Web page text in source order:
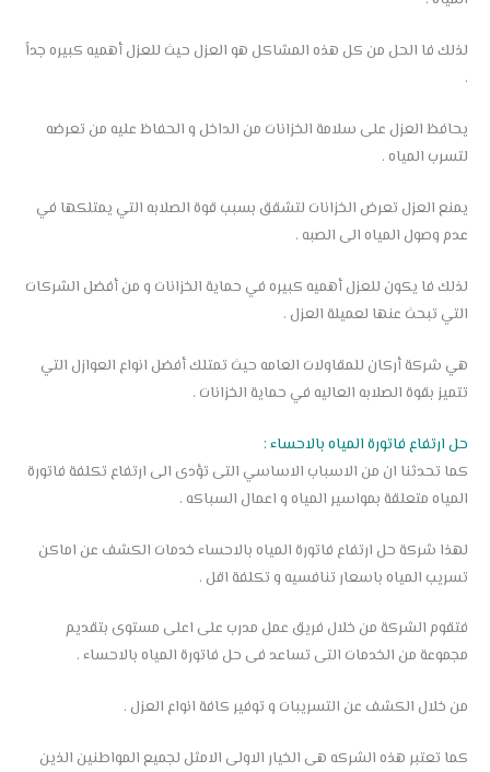
لذلك فا الحل من كل هذه المشاكل هو العزل حيث للعزل أهميه كبيره جداً
.
يحافظ العزل على سلامة الخزانات من الداخل و الحفاظ عليه من تعرضه
لتسرب المياه .
يمنع العزل تعرض الخزانات لتشقق بسبب قوة الصلابه التي يمتلكها في
عدم وصول المياه الى الصبه .
لذلك فا يكون للعزل أهميه كبيره في حماية الخزانات و من أفضل الشركات
التي تبحث عنها لعميلة العزل .
هي شركة أركان للمقاولات العامه حيث تمتلك أفضل انواع العوازل التي
تتميز بقوة الصلابه العاليه في حماية الخزانات .
حل ارتفاع فاتورة المياه بالاحساء :
كما تحدثنا ان من الاسباب الاساسي التى تؤدى الى ارتفاع تكلفة فاتورة
المياه متعلقة بمواسير المياه و اعمال السباكه .
لهذا شركة حل ارتفاع فاتورة المياه بالاحساء خدمات الكشف عن اماكن
تسريب المياه باسعار تنافسيه و تكلفة اقل .
فتقوم الشركة من خلال فريق عمل مدرب على اعلى مستوى بتقديم
مجموعة من الخدمات التى تساعد فى حل فاتورة المياه بالاحساء .
من خلال الكشف عن التسريبات و توفير كافة انواع العزل .
كما تعتبر هذه الشركه هى الخيار الاولى الامثل لجميع المواطنين الذين